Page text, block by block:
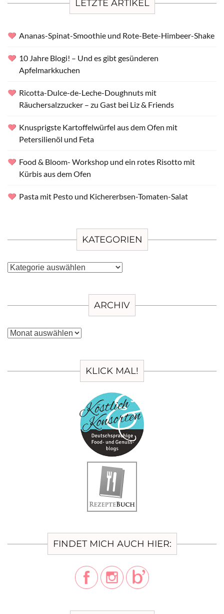
LETZTE ARTIKEL
Ananas-Spinat-Smoothie und Rote-Bete-Himbeer-Shake
10 Jahre Blogi! – Und es gibt gesünderen
Apfelmarkkuchen
Ricotta-Dulce-de-Leche-Doughnuts mit
Räuchersalzzucker – zu Gast bei Liz & Friends
Knusprigste Kartoffelwürfel aus dem Ofen mit
Petersilienöl und Feta
Food & Bloom- Workshop und ein rotes Risotto mit
Kürbis aus dem Ofen
Pasta mit Pesto und Kichererbsen-Tomaten-Salat
KATEGORIEN
Kategorien
ARCHIV
Archiv
KLICK MAL!
FINDET MICH AUCH HIER: